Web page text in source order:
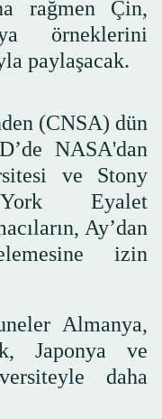
rağmen Çin,
örneklerini
paylaşacak.
(CNSA) dün
NASA'dan
ve Stony
Eyalet
Ay’dan
izin
Almanya,
Japonya ve
daha